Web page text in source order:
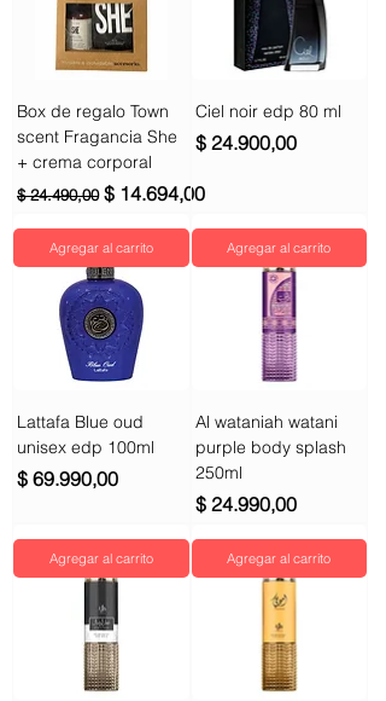
Box de regalo Town
scent Fragancia She
+ crema corporal
Precio
$ 24.490,00 Precio de oferta
$ 14.694,00
Ciel noir edp 80 ml
Precio
$ 24.900,00
Agregar al carrito
Lattafa Blue oud
unisex edp 100ml
Precio
$ 69.990,00
Agregar al carrito
Al wataniah watani
purple body splash
250ml
Precio
$ 24.990,00
Agregar al carrito Agregar al carrito